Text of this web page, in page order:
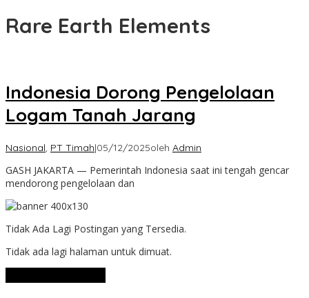
Rare Earth Elements
Indonesia Dorong Pengelolaan
Logam Tanah Jarang
Nasional, PT Timah|05/12/2025oleh Admin
GASH JAKARTA — Pemerintah Indonesia saat ini tengah gencar
mendorong pengelolaan dan
Tidak Ada Lagi Postingan yang Tersedia.
Tidak ada lagi halaman untuk dimuat.